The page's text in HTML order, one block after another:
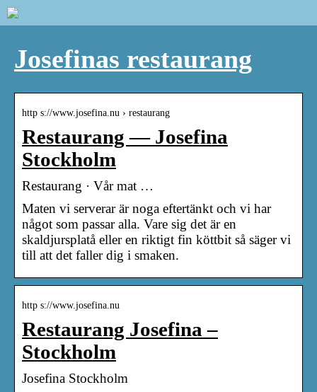
Josefinas restaurang
http s://www.josefina.nu › restaurang
Restaurang — Josefina
Stockholm
Restaurang · Vår mat …
Maten vi serverar är noga eftertänkt och vi har
något som passar alla. Vare sig det är en
skaldjursplatå eller en riktigt fin köttbit så säger vi
till att det faller dig i smaken.
http s://www.josefina.nu
Restaurang Josefina –
Stockholm
Josefina Stockholm